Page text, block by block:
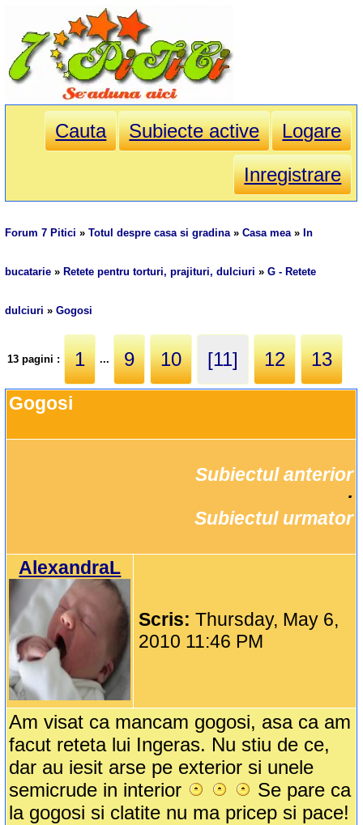
Cauta Subiecte active
Logare
Inregistrare
Forum 7 Pitici »Totul despre casa si gradina»Casa mea» In
bucatarie » Retete pentru torturi, prajituri, dulciuri »G - Retete
dulciuri »Gogosi
13 pagini : 1 ... 9 10 [11] 12 13
Gogosi
Subiectul anterior
Subiectul urmator
AlexandraL
Scris:Thursday, May 6,
2010 11:46 PM
Am visat ca mancam gogosi, asa ca am
facut reteta lui Ingeras. Nu stiu de ce,
dar au iesit arse pe exterior si unele
semicrude in interior
Se pare ca
la gogosi si clatite nu ma pricep si pace!